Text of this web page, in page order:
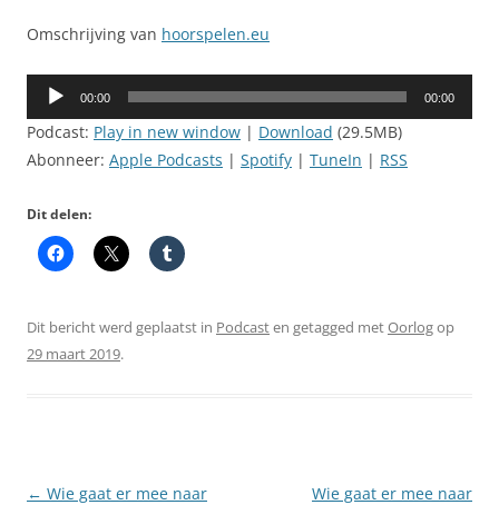
Omschrijving van hoorspelen.eu
Audiospeler
00:00 00:00
Podcast: Play in new window | Download (29.5MB)
Abonneer: Apple Podcasts | Spotify | TuneIn | RSS
Dit delen:
Dit bericht werd geplaatst in Podcasten getagged metOorlogop
29 maart 2019.
Berichtnavigatie
← Wie gaat er mee naar
Wie gaat er mee naar